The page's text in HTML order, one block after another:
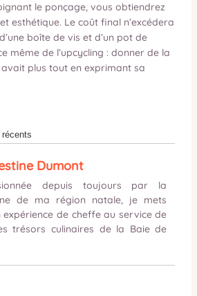
le ponçage, vous obtiendrez
esthétique. Le coût final n’excédera
boîte de vis et d’un pot de
même de l’upcycling : donner de la
avait plus tout en exprimant sa
Dumont
depuis toujours par la
de ma région natale, je mets
expérience de cheffe au service de
trésors culinaires de la Baie de